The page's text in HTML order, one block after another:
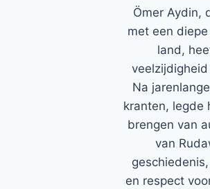
Ömer Aydin,
met een
land,
Na
kranten, legde
brengen van
van
en respect